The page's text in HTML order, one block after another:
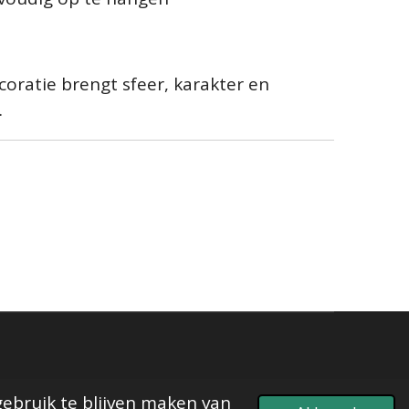
te blijven maken van
brengt sfeer, karakter en